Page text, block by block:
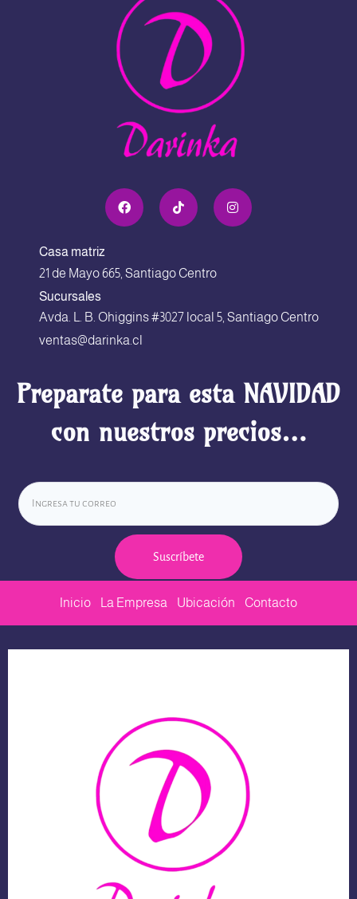
Casa matriz
21 de Mayo 665, Santiago Centro
Sucursales
Avda. L. B. Ohiggins #3027 local 5, Santiago Centro
ventas@darinka.cl
Preparate para esta NAVIDAD
con nuestros precios…
Suscríbete
Inicio La Empresa Ubicación Contacto